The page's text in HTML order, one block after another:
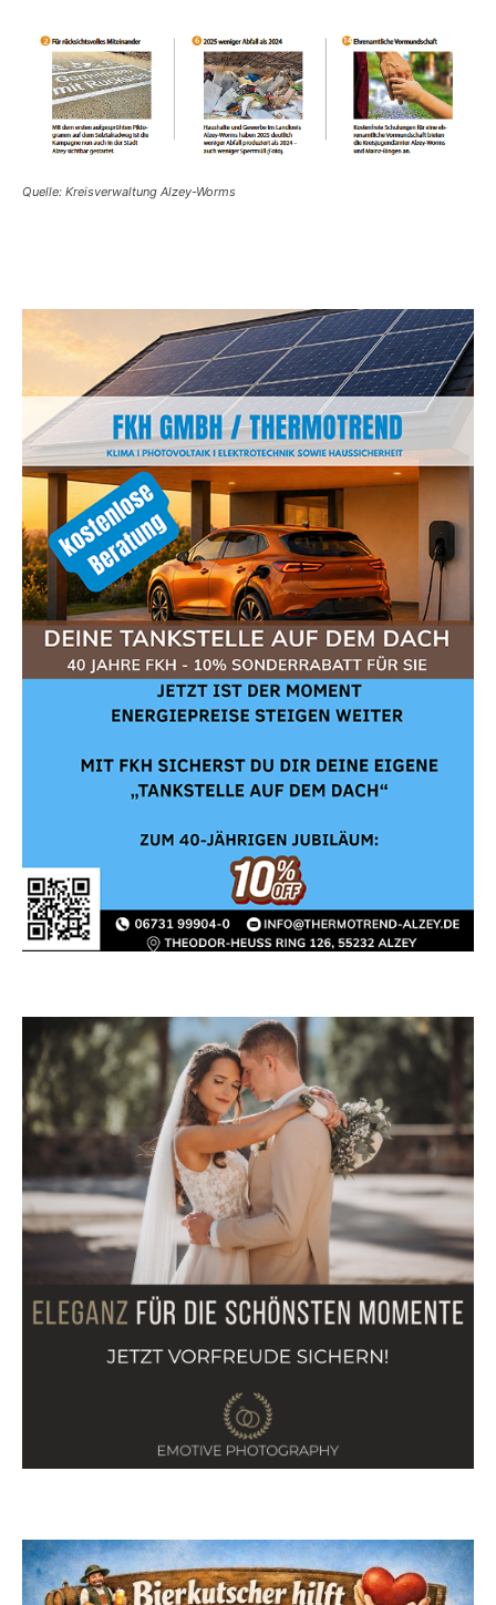
Quelle: Kreisverwaltung Alzey-Worms